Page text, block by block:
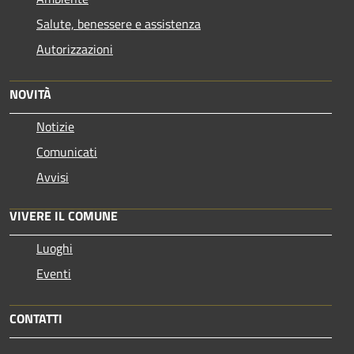
Salute, benessere e assistenza
Autorizzazioni
NOVITÀ
Notizie
Comunicati
Avvisi
VIVERE IL COMUNE
Luoghi
Eventi
CONTATTI